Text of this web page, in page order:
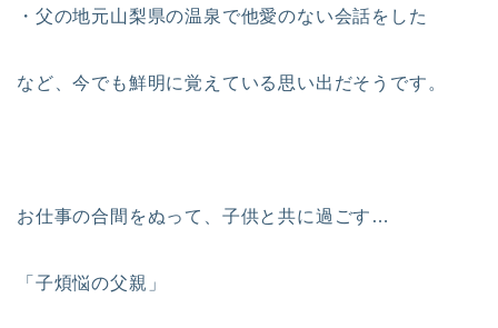
・父の地元山梨県の温泉で他愛のない会話をした
など、今でも鮮明に覚えている思い出だそうです。
お仕事の合間をぬって、子供と共に過ごす…
「子煩悩の父親」